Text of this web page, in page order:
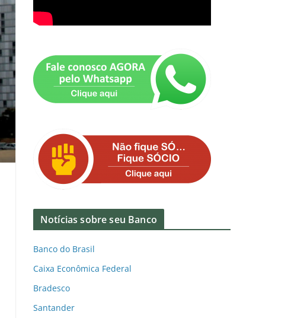
Notícias sobre seu Banco
Banco do Brasil
Caixa Econômica Federal
Bradesco
Santander